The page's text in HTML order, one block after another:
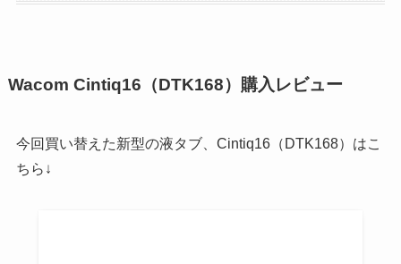
Wacom Cintiq16（DTK168）購入レビュー
今回買い替えた新型の液タブ、Cintiq16（DTK168）はこ
ちら↓